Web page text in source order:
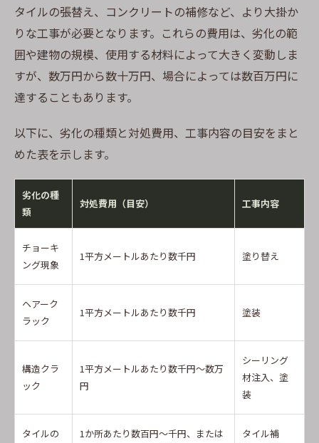
タイルの張替え、コンクリートの補修など、より大掛か
りな工事が必要となります。これらの費用は、劣化の範
囲や建物の規模、使用する材料によって大きく変動しま
すが、数万円から数十万円、場合によっては数百万円に
達することもあります。
以下に、劣化の種類と対処費用、工事内容の目安をまと
めた表を示します。
劣化の種
類
対処費用（目安） 工事内容
チョーキ
ング現象
1平方メートルあたり数千円 塗り替え
ヘアーク
ラック
1平方メートルあたり数千円 塗装
構造クラ
ック
1平方メートルあたり数千円～数万
円
シーリング
材注入、塗
装
タイルの
1か所あたり数百円～千円、または
タイル補